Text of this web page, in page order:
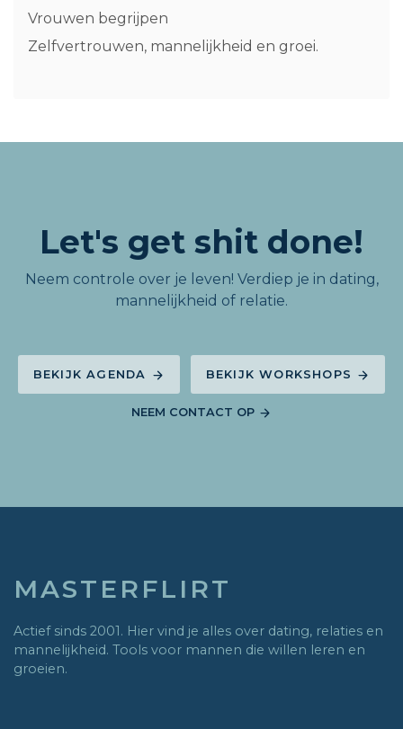
Vrouwen begrijpen
Zelfvertrouwen, mannelijkheid en groei.
Let's get shit done!
Neem controle over je leven! Verdiep je in dating,
mannelijkheid of relatie.
BEKIJK AGENDA BEKIJK WORKSHOPS
NEEM CONTACT OP
MASTERFLIRT
Actief sinds 2001. Hier vind je alles over dating, relaties en
mannelijkheid. Tools voor mannen die willen leren en
groeien.